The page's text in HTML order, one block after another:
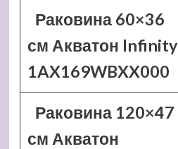
Раковина 60×36
см Акватон Infinity
1AX169WBXX000
Раковина 120×47
см Акватон